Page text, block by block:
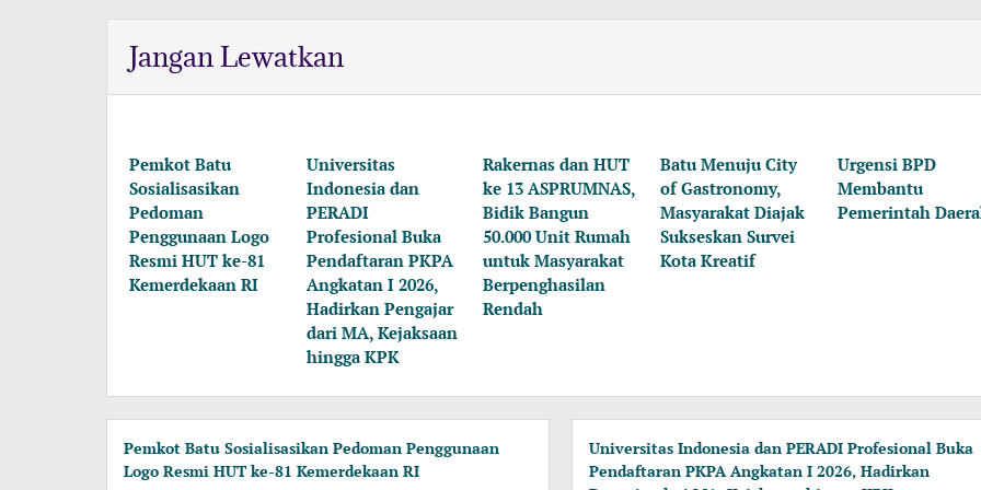
Jangan Lewatkan
Pemkot Batu
Sosialisasikan
Pedoman
Penggunaan Logo
Resmi HUT ke-81
Kemerdekaan RI
Universitas
Indonesia dan
PERADI
Profesional Buka
Pendaftaran PKPA
Angkatan I 2026,
Hadirkan Pengajar
dari MA, Kejaksaan
hingga KPK
Rakernas dan HUT
ke 13 ASPRUMNAS,
Bidik Bangun
50.000 Unit Rumah
untuk Masyarakat
Berpenghasilan
Rendah
Batu Menuju City
of Gastronomy,
Masyarakat Diajak
Sukseskan Survei
Kota Kreatif
Urgensi BPD
Membantu
Pemerintah
Pemkot Batu Sosialisasikan Pedoman Penggunaan
Logo Resmi HUT ke-81 Kemerdekaan RI
Universitas Indonesia dan PERADI Profesional Buka
Pendaftaran PKPA Angkatan I 2026, Hadirkan